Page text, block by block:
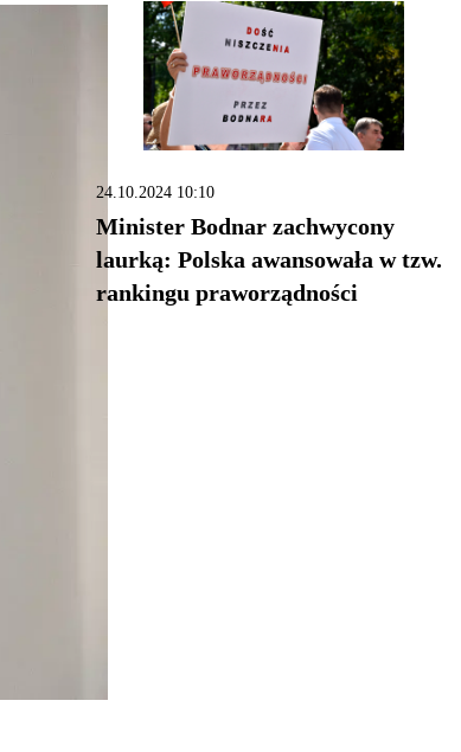
24.10.2024 10:10
Minister Bodnar zachwycony
laurką: Polska awansowała w tzw.
rankingu praworządności